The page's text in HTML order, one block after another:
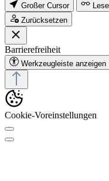
Großer Cursor
Zurücksetzen
Barrierefreiheit
Werkzeugleiste anzeigen
Cookie-Voreinstellungen